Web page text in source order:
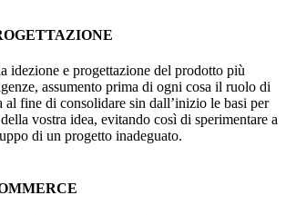
idezione e progettazione del prodotto più
assumento prima di ogni cosa il ruolo di
al fine di consolidare sin dall’inizio le basi per
vostra idea, evitando così di sperimentare a
di un progetto inadeguato.